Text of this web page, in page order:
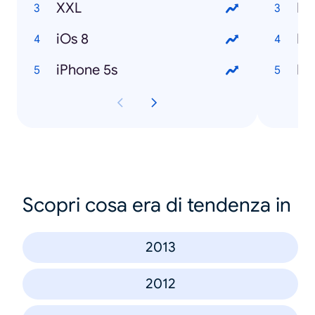
XXL
iOs 8
iPhone 5s
Scopri cosa era di tendenza in
2013
2012